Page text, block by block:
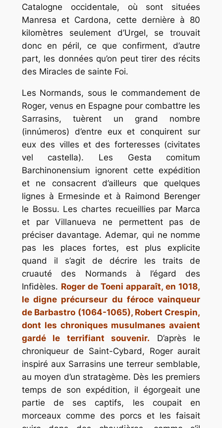
Catalogne occidentale, où sont situées
Manresa et Cardona, cette dernière à 80
kilomètres seulement d’Urgel, se trouvait
donc en péril, ce que confirment, d’autre
part, les données qu’on peut tirer des récits
des Miracles de sainte Foi.
Les Normands, sous le commandement de
Roger, venus en Espagne pour combattre les
Sarrasins, tuèrent un grand nombre
(innúmeros) d’entre eux et conquirent sur
eux des villes et des forteresses (civitates
vel castella). Les Gesta comitum
Barchinonensium ignorent cette expédition
et ne consacrent d’ailleurs que quelques
lignes à Ermesinde et à Raimond Berenger
le Bossu. Les chartes recueillies par Marca
et par Villanueva ne permettent pas de
préciser davantage. Ademar, qui ne nomme
pas les places fortes, est plus explicite
quand il s’agit de décrire les traits de
cruauté des Normands à l’égard des
Infidèles. Roger de Toeni apparaît, en 1018,
le digne précurseur du féroce vainqueur
de Barbastro (1064-1065), Robert Crespin,
dont les chroniques musulmanes avaient
gardé le terrifiant souvenir. D’après le
chroniqueur de Saint-Cybard, Roger aurait
inspiré aux Sarrasins une terreur semblable,
au moyen d’un stratagème. Dès les premiers
temps de son expédition, il égorgeait une
partie de ses captifs, les coupait en
morceaux comme des porcs et les faisait